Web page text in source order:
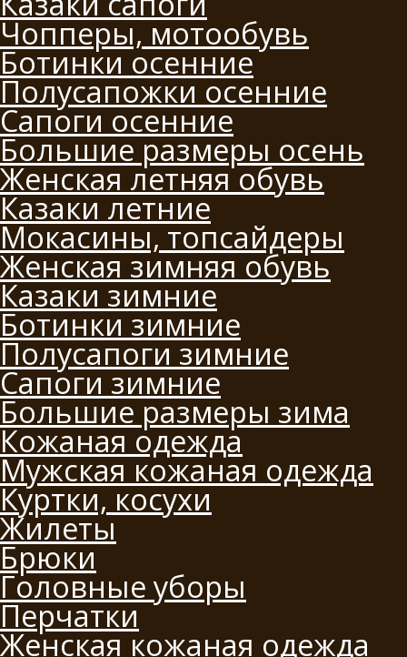
Чопперы, мотообувь
Ботинки осенние
Полусапожки осенние
Сапоги осенние
Большие размеры осень
Женская летняя обувь
Казаки летние
Мокасины, топсайдеры
Женская зимняя обувь
Казаки зимние
Ботинки зимние
Полусапоги зимние
Сапоги зимние
Большие размеры зима
Кожаная одежда
Мужская кожаная одежда
Куртки, косухи
Жилеты
Брюки
Головные уборы
Перчатки
Женская кожаная одежда